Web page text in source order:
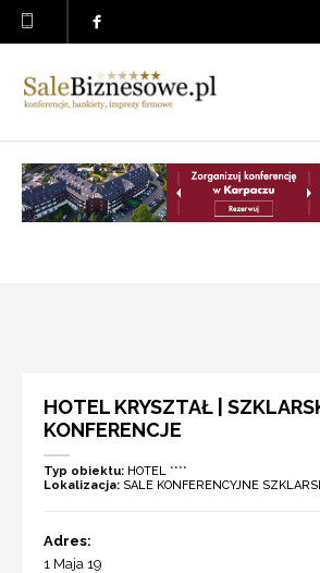
HOTEL KRYSZTAŁ |
KONFERENCJE
Typ obiektu: HOTEL ****
Lokalizacja: SALE KONFERENCYJNE
Adres:
1 Maja 19